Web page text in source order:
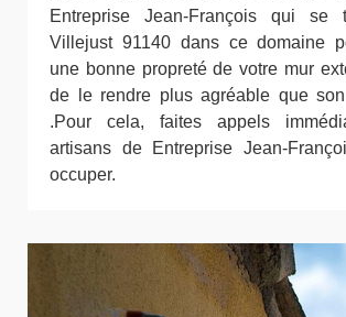
Entreprise Jean-François qui se
Villejust 91140 dans ce domaine
une bonne propreté de votre mur
de le rendre plus agréable que son
.Pour cela, faites appels
artisans de Entreprise Jean-
occuper.